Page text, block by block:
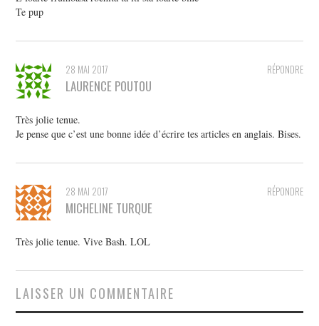
Te pup
RÉPONDRE
28 MAI 2017
LAURENCE POUTOU
Très jolie tenue.
Je pense que c’est une bonne idée d’écrire tes articles en anglais. Bises.
RÉPONDRE
28 MAI 2017
MICHELINE TURQUE
Très jolie tenue. Vive Bash. LOL
LAISSER UN COMMENTAIRE